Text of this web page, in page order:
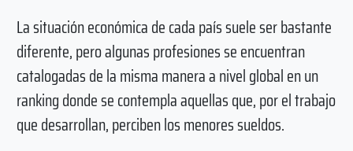
La situación económica de cada país suele ser bastante
diferente, pero algunas profesiones se encuentran
catalogadas de la misma manera a nivel global en un
ranking donde se contempla aquellas que, por el trabajo
que desarrollan, perciben los menores sueldos.